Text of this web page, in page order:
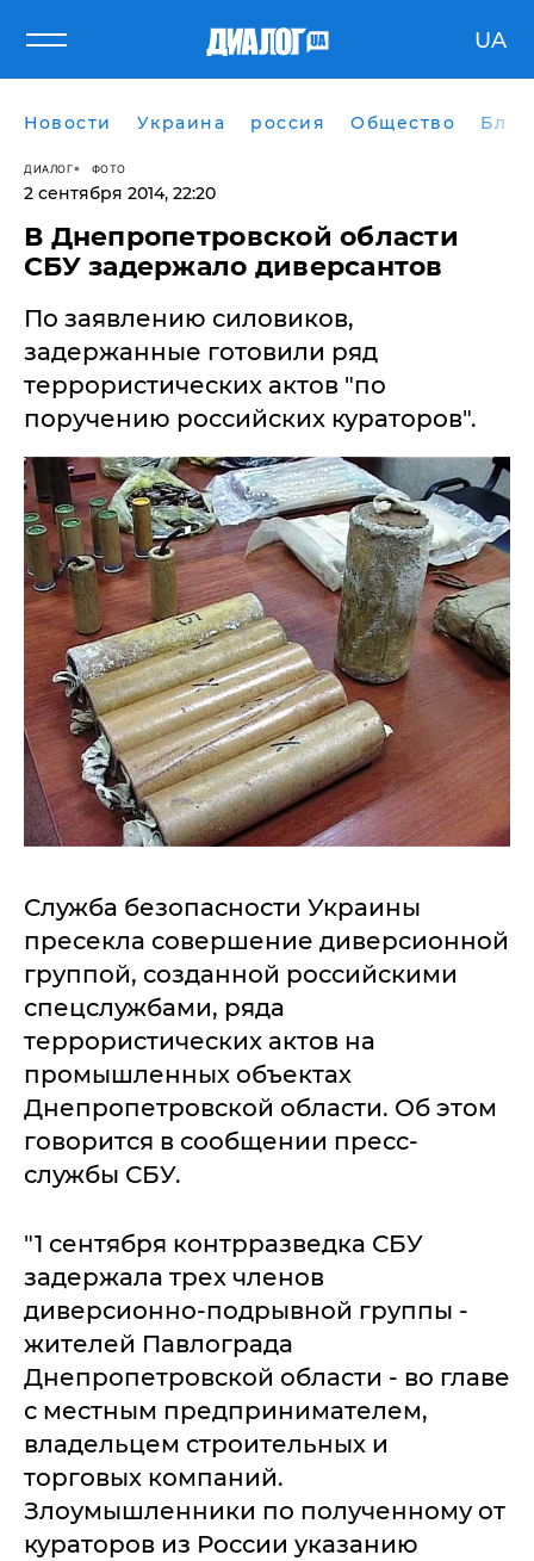
UA
Новости Украина россия Общество
ДИАЛОГ ФОТО
2 сентября 2014, 22:20
В Днепропетровской области
СБУ задержало диверсантов
По заявлению силовиков,
задержанные готовили ряд
террористических актов "по
поручению российских кураторов".
Служба безопасности Украины
пресекла совершение диверсионной
группой, созданной российскими
спецслужбами, ряда
террористических актов на
промышленных объектах
Днепропетровской области. Об этом
говорится в сообщении пресс-
службы СБУ.
"1 сентября контрразведка СБУ
задержала трех членов
диверсионно-подрывной группы -
жителей Павлограда
Днепропетровской области - во главе
с местным предпринимателем,
владельцем строительных и
торговых компаний.
Злоумышленники по полученному от
кураторов из России указанию